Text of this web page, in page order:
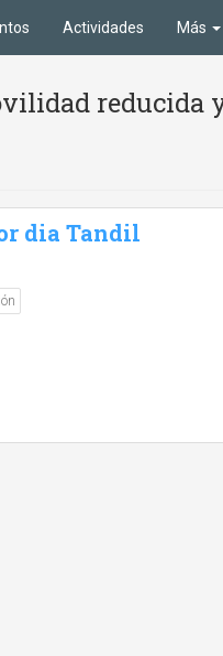
Actividades Más
reducida
dia Tandil